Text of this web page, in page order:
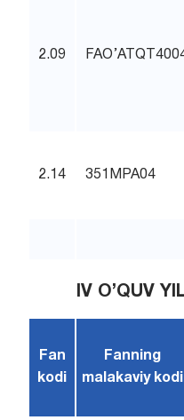
2.09
2.14 351MPA04
IV O’QUV
Fan
kodi
Fanning
malakaviy kodi